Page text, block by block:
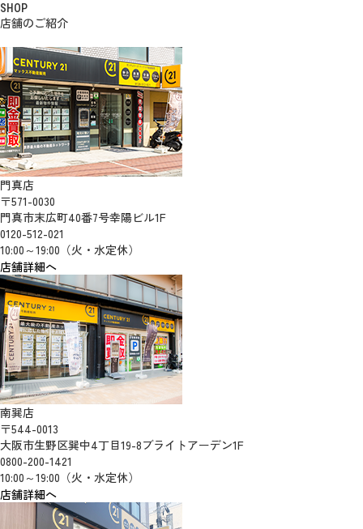
SHOP
店舗のご紹介
門真店
〒571-0030
門真市末広町40番7号幸陽ビル1F
0120-512-021
10:00～19:00（火・水定休）
店舗詳細へ
南巽店
〒544-0013
大阪市生野区巽中4丁目19-8ブライトアーデン1F
0800-200-1421
10:00～19:00（火・水定休）
店舗詳細へ